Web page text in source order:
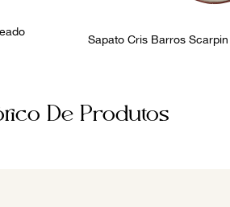
Sapato Cris Barros
De Produtos